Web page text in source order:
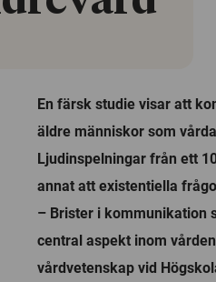
En färsk studie visar att
äldre människor som
Ljudinspelningar från ett
annat att existentiella
– Brister i kommunikation
central aspekt inom
vårdvetenskap vid